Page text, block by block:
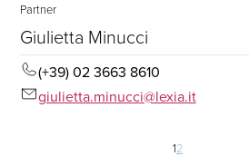
Partner
Giulietta Minucci
(+39) 02 3663 8610
giulietta.minucci@lexia.it
12